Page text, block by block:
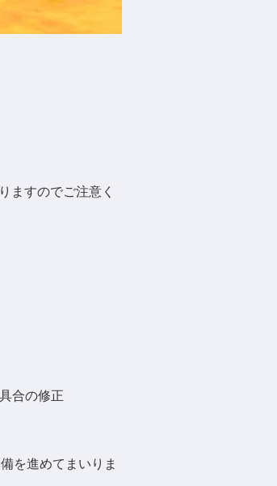
ますのでご注意く
合の修正
を進めてまいりま